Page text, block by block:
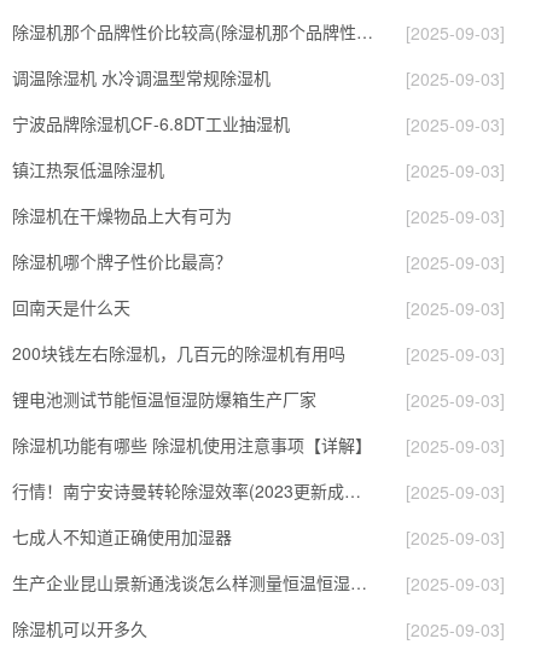
除湿机那个品牌性价比较高(除湿机那个品牌性价比较高又好用)
[2025-09-03]
调温除湿机 水冷调温型常规除湿机
[2025-09-03]
宁波品牌除湿机CF-6.8DT工业抽湿机
[2025-09-03]
镇江热泵低温除湿机
[2025-09-03]
除湿机在干燥物品上大有可为
[2025-09-03]
除湿机哪个牌子性价比最高？
[2025-09-03]
回南天是什么天
[2025-09-03]
200块钱左右除湿机，几百元的除湿机有用吗
[2025-09-03]
锂电池测试节能恒温恒湿防爆箱生产厂家
[2025-09-03]
除湿机功能有哪些 除湿机使用注意事项【详解】
[2025-09-03]
行情！南宁安诗曼转轮除湿效率(2023更新成功)(今日／点赞)
[2025-09-03]
七成人不知道正确使用加湿器
[2025-09-03]
生产企业昆山景新通浅谈怎么样测量恒温恒湿试验箱的湿度
[2025-09-03]
除湿机可以开多久
[2025-09-03]